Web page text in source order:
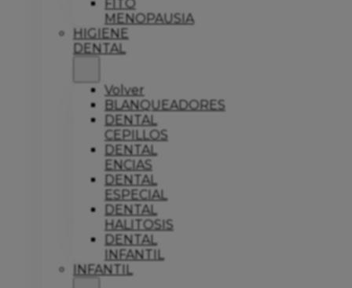
FITO
MENOPAUSIA
HIGIENE
DENTAL
Volver
BLANQUEADORES
DENTAL
CEPILLOS
DENTAL
ENCIAS
DENTAL
ESPECIAL
DENTAL
HALITOSIS
DENTAL
INFANTIL
INFANTIL